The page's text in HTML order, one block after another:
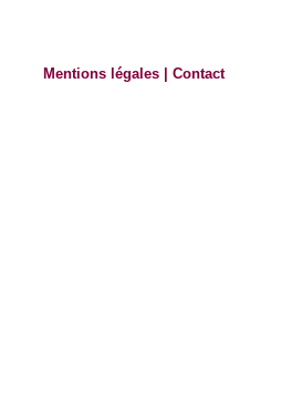
Mentions légales |Contact